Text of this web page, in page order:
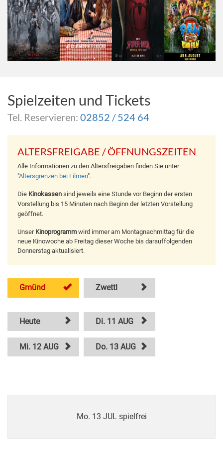
Spielzeiten und Tickets
Tel. Reservieren: 02852 / 524 64
ALTERSFREIGABE / ÖFFNUNGSZEITEN
Alle Informationen zu den Altersfreigaben finden Sie unter
"Altersgrenzen bei Filmen".
Die Kinokassen sind jeweils eine Stunde vor Beginn der ersten
Vorstellung bis 15 Minuten nach Beginn der letzten Vorstellung
geöffnet.
Unser Kinoprogramm wird immer am Montagnachmittag für die
neue Kinowoche ab Freitag dieser Woche bis darauffolgenden
Donnerstag aktualisiert.
Gmünd Zwettl
Heute Di. 11 AUG
Mi. 12 AUG Do. 13 AUG
Mo. 13 JUL spielfrei